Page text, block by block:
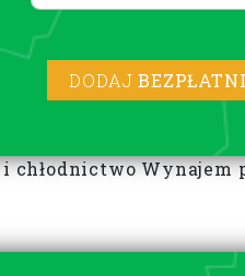
DODAJ
chłodnictwo Wynajem